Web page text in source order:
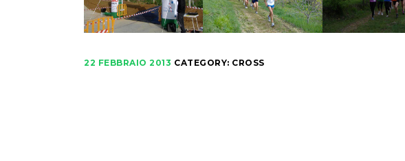
22 FEBBRAIO 2013 CATEGORY: CROSS